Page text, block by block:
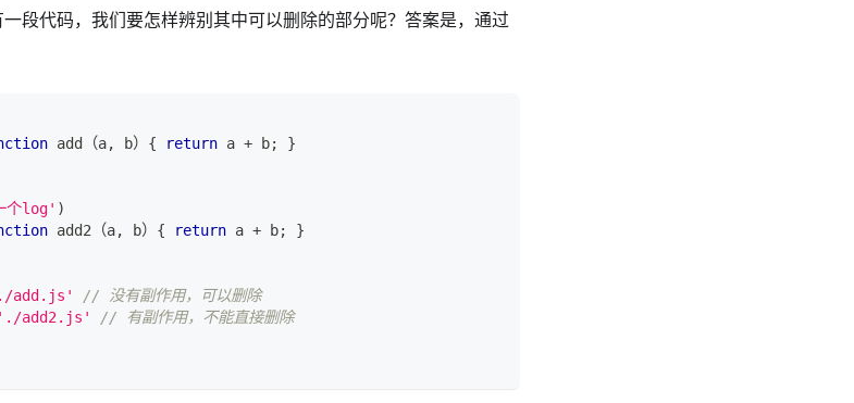
段代码，我们要怎样辨别其中可以删除的部分呢？答案是，通过
add（a, b） { return a + b; }
个log' )
add2（a, b） { return a + b; }
add.js'
// 没有副作用，可以删除
'./add2.js' // 有副作用，不能直接删除